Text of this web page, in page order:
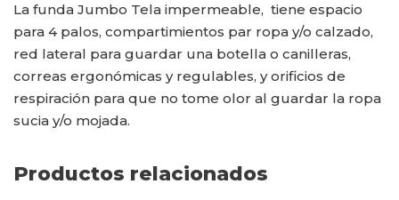
La funda Jumbo Tela impermeable, tiene espacio
para 4 palos, compartimientos par ropa y/o calzado,
red lateral para guardar una botella o canilleras,
correas ergonómicas y regulables, y orificios de
respiración para que no tome olor al guardar la ropa
sucia y/o mojada.
Productos relacionados